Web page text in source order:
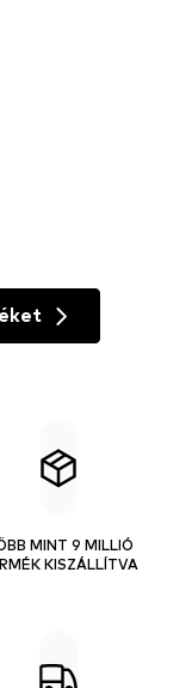
MINT 9 MILLIÓ
KISZÁLLÍTVA